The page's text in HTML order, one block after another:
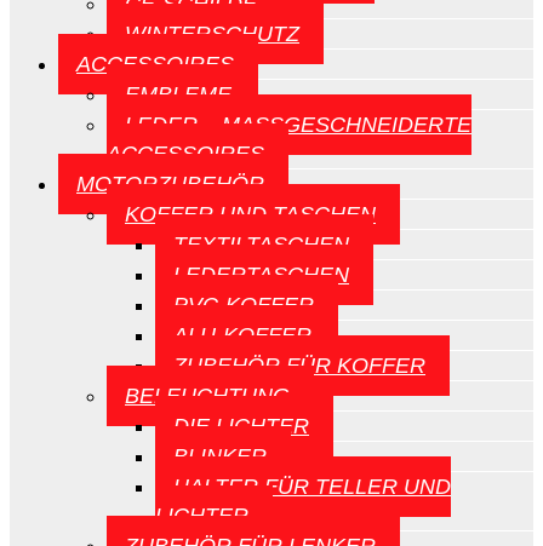
WINTERSCHUTZ
ACCESSOIRES
EMBLEME
LEDER – MASSGESCHNEIDERTE A
CCESSOIRES
MOTORZUBEHÖR
KOFFER UND TASCHEN
TEXTILTASCHEN
LEDERTASCHEN
PVC-KOFFER
ALU-KOFFER
ZUBEHÖR FÜR KOFFER
BELEUCHTUNG
DIE LICHTER
BLINKER
HALTER FÜR TELLER UND
LICHTER